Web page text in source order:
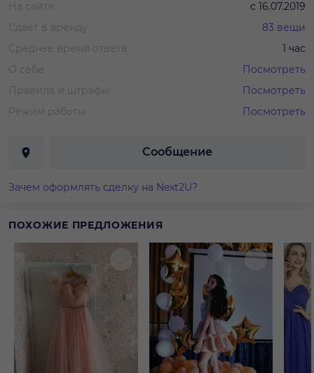
На сайте с 16.07.2019
Сдает в аренду
83 вещи
Среднее время ответа
1 час
О себе
Посмотреть
Правила и штрафы
Посмотреть
Режим работы
Посмотреть
Сообщение
Зачем оформлять сделку на Next2U?
ПОХОЖИЕ ПРЕДЛОЖЕНИЯ